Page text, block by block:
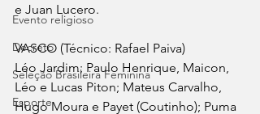
Evento religioso
Decreto
Seleção Brasileira Feminina
Esporte
e Juan Lucero.
VASCO (Técnico: Rafael Paiva)
Léo Jardim; Paulo Henrique, Maicon,
Léo e Lucas Piton; Mateus Carvalho,
Hugo Moura e Payet (Coutinho); Puma